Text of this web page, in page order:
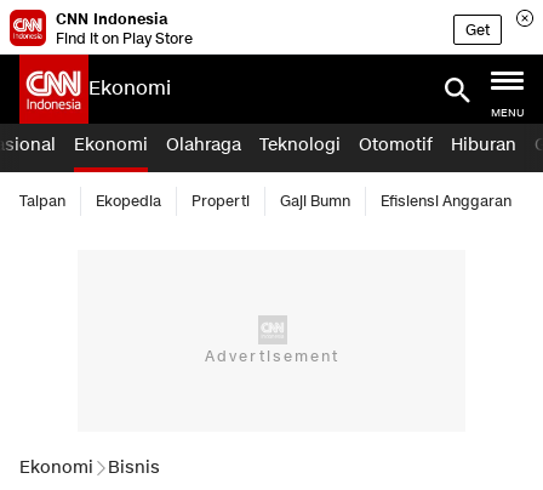
CNN Indonesia
Find it on Play Store
Get
Ekonomi
MENU
Ekonomi Olahraga Teknologi Otomotif Hiburan
Taipan Ekopedia Properti Gaji Bumn Efisiensi Anggaran
Ekonomi Bisnis